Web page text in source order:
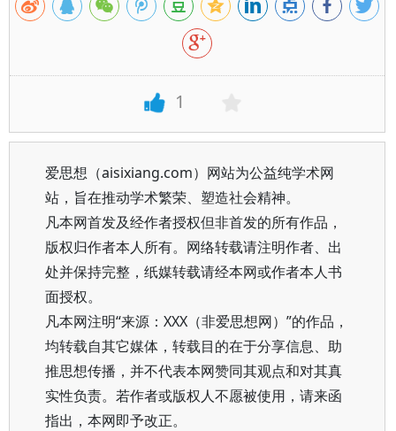
1
爱思想（aisixiang.com）网站为公益纯学术网
站，旨在推动学术繁荣、塑造社会精神。
凡本网首发及经作者授权但非首发的所有作品，
版权归作者本人所有。网络转载请注明作者、出
处并保持完整，纸媒转载请经本网或作者本人书
面授权。
凡本网注明“来源：XXX（非爱思想网）”的作品，
均转载自其它媒体，转载目的在于分享信息、助
推思想传播，并不代表本网赞同其观点和对其真
实性负责。若作者或版权人不愿被使用，请来函
指出，本网即予改正。